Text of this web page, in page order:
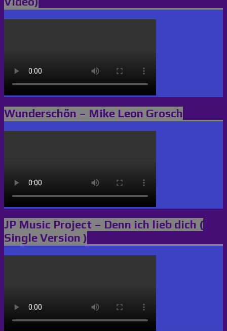
Wunderschön – Mike Leon Grosch
JP Music Project – Denn ich lieb dich (
Single Version )